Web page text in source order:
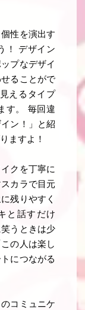
性を演出す
！ デザイン
プなデザイ
ることがで
えるタイプ
す。 毎回違
ン！」と紹
ますよ！
クを丁寧に
カラで目元
残りやすく
と話すだけ
うときは少
の人は楽し
につながる
コミュニケ